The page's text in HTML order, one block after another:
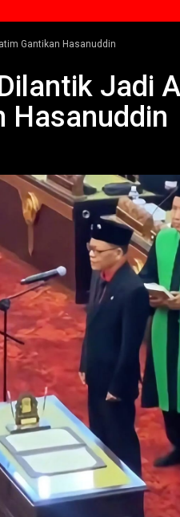
Gantikan Hasanuddin
Jadi
Hasanuddin